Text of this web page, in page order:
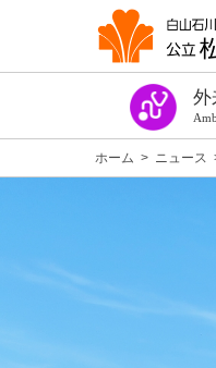
外
今週の診察
診療時間・
はじめての
紹介状をお
診察券をお
手術や出血
健康診断
専門外来
発熱者外来
セカンドオ
看護外来
よろず相談
がん相談支
女性専門相
医療福祉相
患者サロン
各種診断書
ホーム > ニュース